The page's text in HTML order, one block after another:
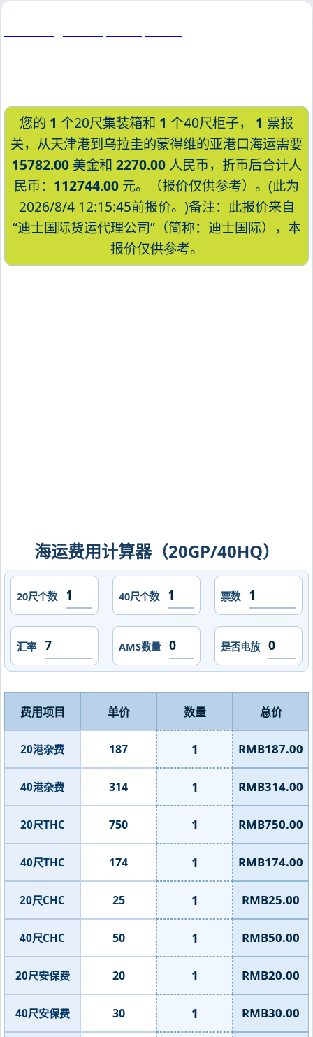
您的 1 个20尺集装箱和 1 个40尺柜子， 1 票报
关，从天津港到乌拉圭的蒙得维的亚港口海运需要
15782.00美金和 2270.00人民币，折币后合计人
民币： 112744.00 元。（报价仅供参考）。(此为
2026/8/4 12:15:45前报价。)备注：此报价来自
“迪士国际货运代理公司”（简称：迪士国际），本
报价仅供参考。
海运费用计算器（20GP/40HQ）
20尺个数 40尺个数 票数
汇率 AMS数量 是否电放
费用项目 单价 数量 总价
20港杂费 187 1 RMB187.00
40港杂费 314 1 RMB314.00
20尺THC 750 1 RMB750.00
40尺THC 174 1 RMB174.00
20尺CHC 25 1 RMB25.00
40尺CHC 50 1 RMB50.00
20尺安保费 20 1 RMB20.00
40尺安保费 30 1 RMB30.00